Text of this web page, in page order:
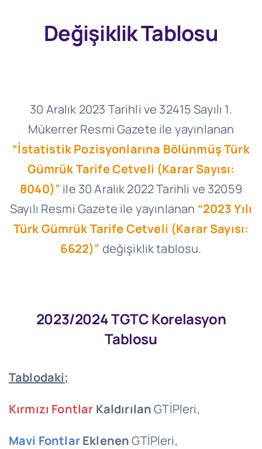
Değişiklik Tablosu
30 Aralık 2023 Tarihli ve 32415 Sayılı 1.
Mükerrer Resmi Gazete ile yayınlanan
“İstatistik Pozisyonlarına Bölünmüş Türk
Gümrük Tarife Cetveli (Karar Sayısı:
8040)” ile 30 Aralık 2022 Tarihli ve 32059
Sayılı Resmi Gazete ile yayınlanan “2023 Yılı
Türk Gümrük Tarife Cetveli (Karar Sayısı:
6622)” değişiklik tablosu.
2023/2024 TGTC Korelasyon
Tablosu
Tablodaki;
Kırmızı Fontlar KaldırılanGTİPleri,
Mavi FontlarEklenenGTİPleri,